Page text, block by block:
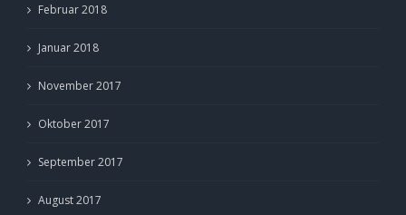
Februar 2018
Januar 2018
November 2017
Oktober 2017
September 2017
August 2017